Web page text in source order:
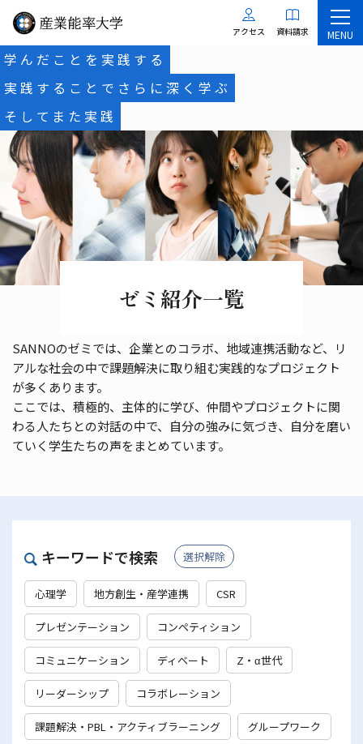
アクセス 資料請求 MENU
学んだことを実践する
実践することでさらに深く学ぶ
そしてまた実践
ゼミ紹介一覧
SANNOのゼミでは、企業とのコラボ、地域連携活動など、リ
アルな社会の中で課題解決に取り組む実践的なプロジェクト
が多くあります。
ここでは、積極的、主体的に学び、仲間やプロジェクトに関
わる人たちとの対話の中で、自分の強みに気づき、自分を磨い
ていく学生たちの声をまとめています。
キーワードで検索 選択解除
心理学 地方創生・産学連携 CSR
プレゼンテーション コンペティション
コミュニケーション ディベート Z・α世代
リーダーシップ コラボレーション
課題解決・PBL・アクティブラーニング グループワーク